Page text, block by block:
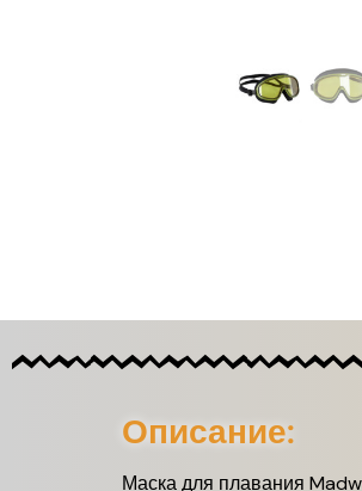
Описание:
Маска для плавания